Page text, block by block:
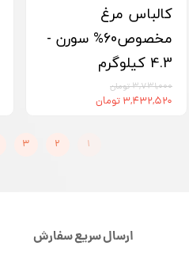
کالباس مرغ
مخصوص60% سورن -
4.3 کیلوگرم
۳,۷۳۱,۰۰۰ تومان
۳,۴۳۲,۵۲۰ تومان
۱ ۲ ۳
ارسال سریع سفارش